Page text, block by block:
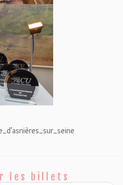
asnières_sur_seine
les billets